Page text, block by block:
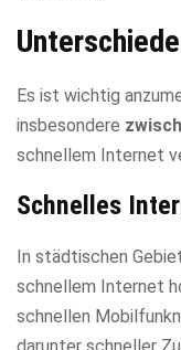
Es ist wichtig
insbesondere
schnellem Internet
Schnelles
In städtischen
schnellem Internet
schnellen
darunter schneller